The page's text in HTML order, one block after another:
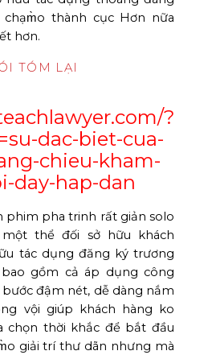
thành cục Hơn nữa
hơn.
TÓM LẠI
?
dac-biet-cua-
chieu-kham-
day-hap-dan
phim pha trinh rất giản solo
thể đối sở hữu khách
tác dụng đăng ký trương
gồm cả áp dụng công
đậm nét, dễ dàng nắm
vội giúp khách hàng ko
chọn thời khắc để bắt đầu
giải trí thư dãn nhưng mà